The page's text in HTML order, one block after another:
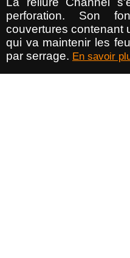
perforation. Son
couvertures contenant
qui va maintenir les
par serrage. En savoir